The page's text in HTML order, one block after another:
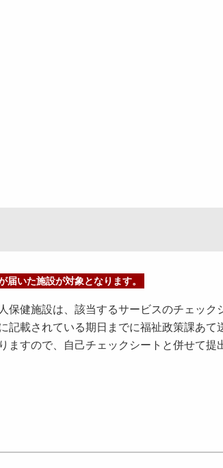
届いた施設が対象となります。
健施設は、該当するサービスのチェック
記載されている期日までに福祉政策課あて
ますので、自己チェックシートと併せて提